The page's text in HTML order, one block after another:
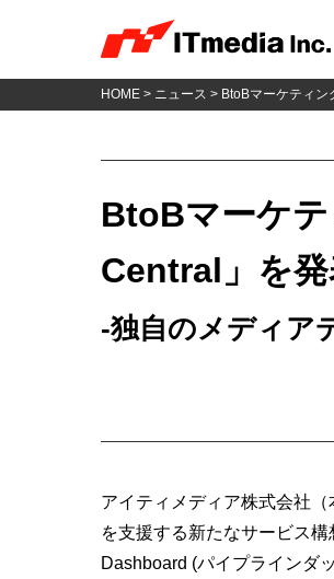
HOME > ニュース > BtoBマーケティ
BtoBマーケ
Central」を
-独自のメディア
アイティメディア株式会社
を支援する新たなサービス
Dashboard (パイプラインダ